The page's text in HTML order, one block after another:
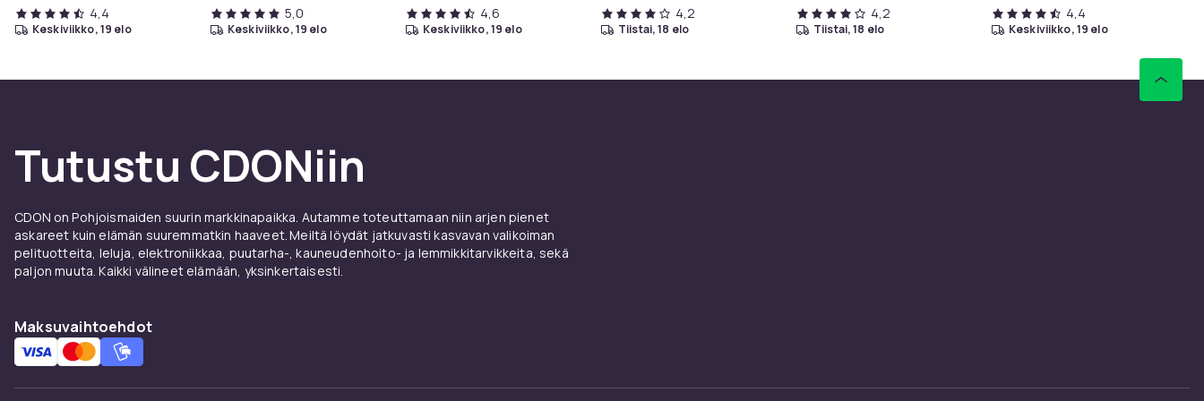
4,4
keskiviikko, 19 elo
5,0
keskiviikko, 19 elo
4,6
keskiviikko, 19 elo
4,2
tiistai, 18 elo
4,2
tiistai, 18 elo
4,4
keskiviikko, 19 elo
Tutustu CDONiin
CDON on Pohjoismaiden suurin markkinapaikka. Autamme toteuttamaan niin arjen pienet
askareet kuin elämän suuremmatkin haaveet. Meiltä löydät jatkuvasti kasvavan valikoiman
pelituotteita, leluja, elektroniikkaa, puutarha-, kauneudenhoito- ja lemmikkitarvikkeita, sekä
paljon muuta. Kaikki välineet elämään, yksinkertaisesti.
Maksuvaihtoehdot